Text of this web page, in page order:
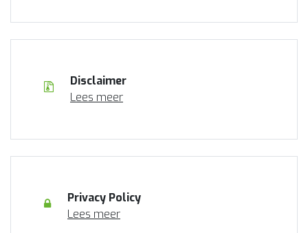
Disclaimer
Lees meer
Privacy Policy
Lees meer